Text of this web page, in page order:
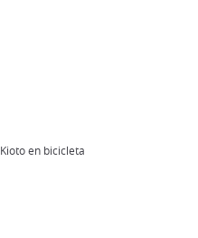
Kioto en bicicleta